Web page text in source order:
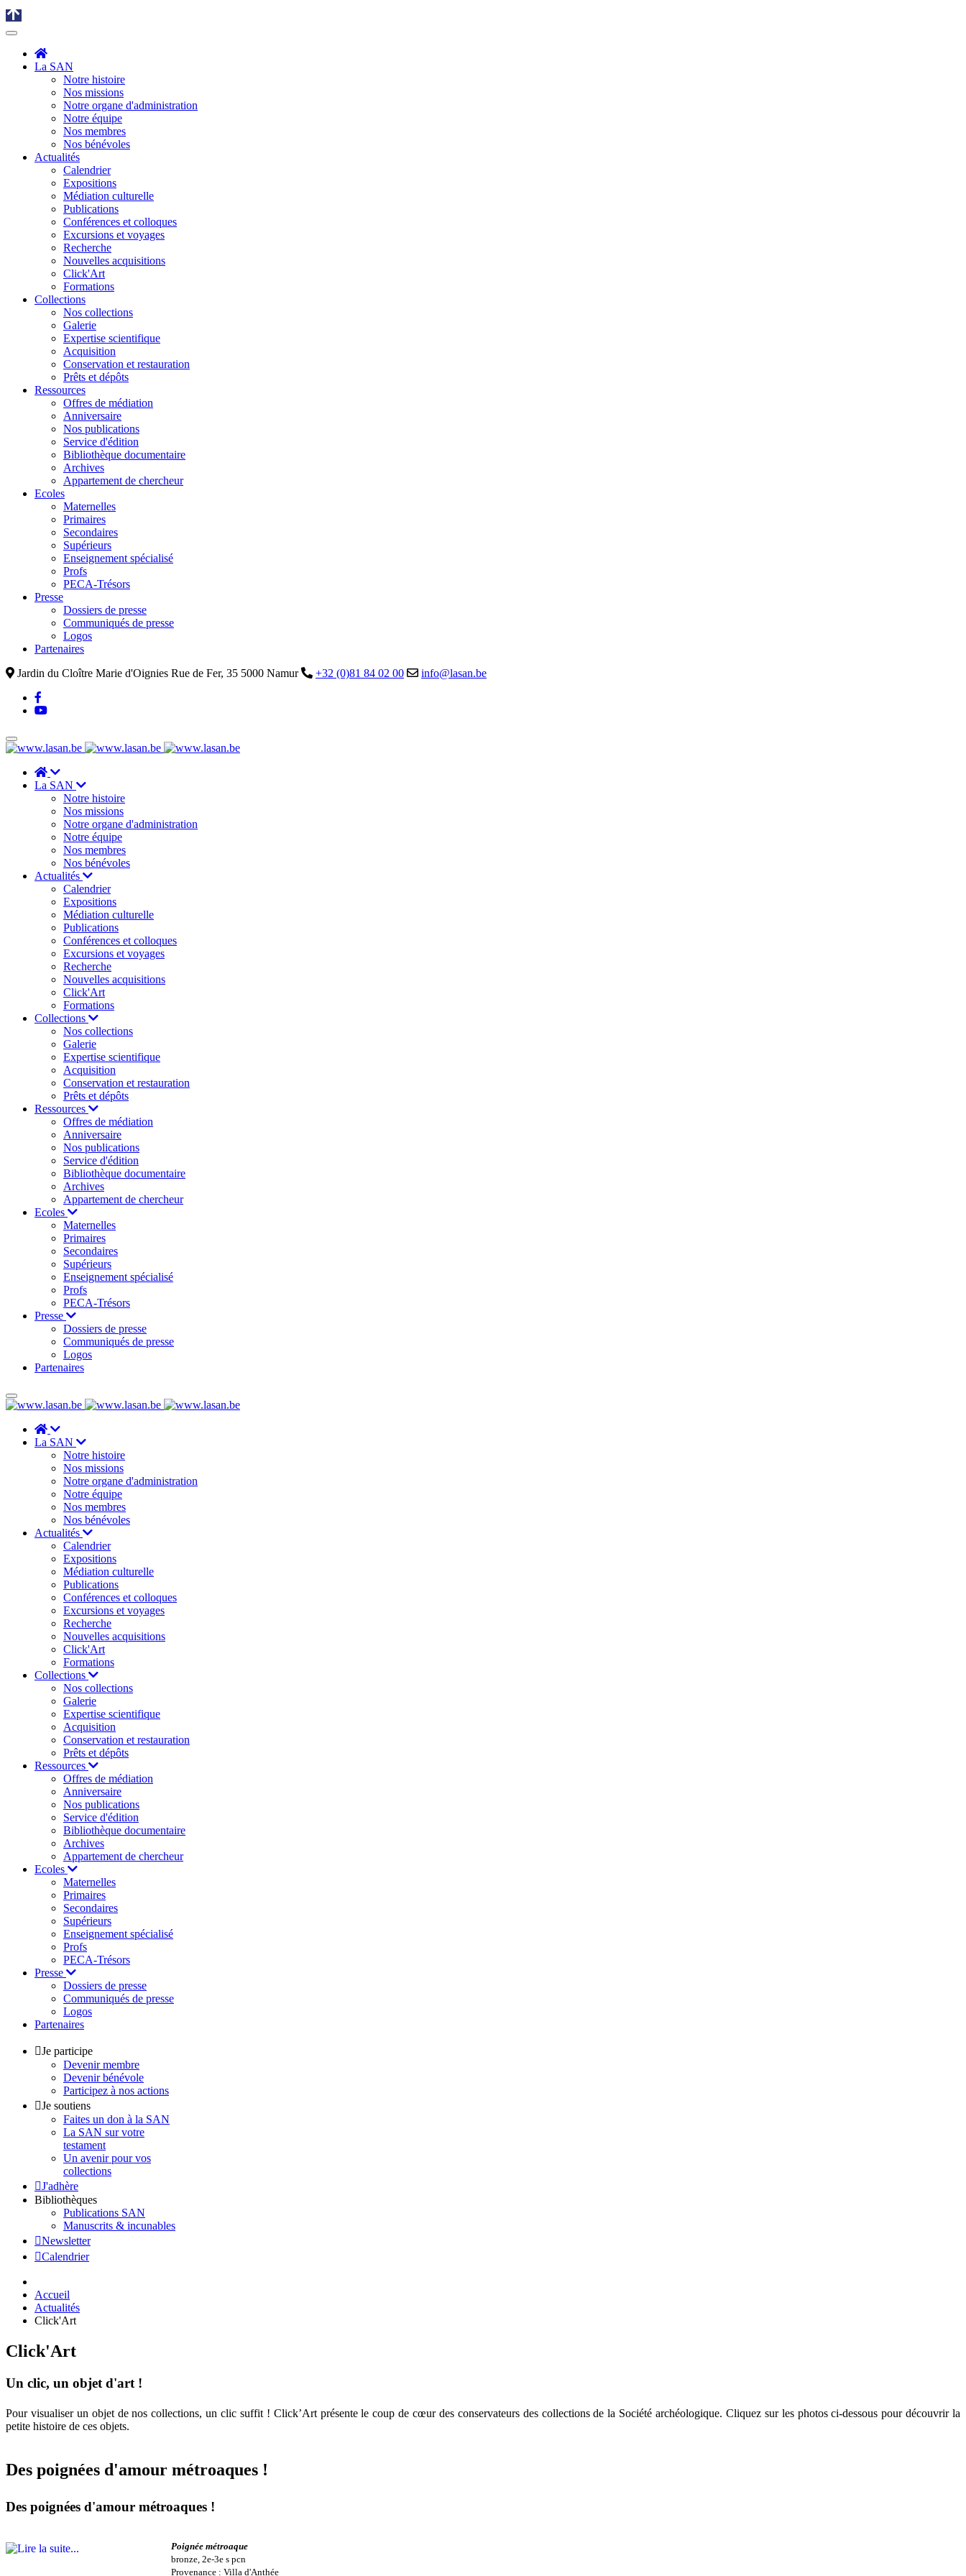
La SAN
Notre histoire
Nos missions
Notre organe d'administration
Notre équipe
Nos membres
Nos bénévoles
Actualités
Calendrier
Expositions
Médiation culturelle
Publications
Conférences et colloques
Excursions et voyages
Recherche
Nouvelles acquisitions
Click'Art
Formations
Collections
Nos collections
Galerie
Expertise scientifique
Acquisition
Conservation et restauration
Prêts et dépôts
Ressources
Offres de médiation
Anniversaire
Nos publications
Service d'édition
Bibliothèque documentaire
Archives
Appartement de chercheur
Ecoles
Maternelles
Primaires
Secondaires
Supérieurs
Enseignement spécialisé
Profs
PECA-Trésors
Presse
Dossiers de presse
Communiqués de presse
Logos
Partenaires
Jardin du Cloître Marie d'Oignies Rue de Fer, 35 5000 Namur
+32 (0)81 84 02 00 info@lasan.be
La SAN
Notre histoire
Nos missions
Notre organe d'administration
Notre équipe
Nos membres
Nos bénévoles
Actualités
Calendrier
Expositions
Médiation culturelle
Publications
Conférences et colloques
Excursions et voyages
Recherche
Nouvelles acquisitions
Click'Art
Formations
Collections
Nos collections
Galerie
Expertise scientifique
Acquisition
Conservation et restauration
Prêts et dépôts
Ressources
Offres de médiation
Anniversaire
Nos publications
Service d'édition
Bibliothèque documentaire
Archives
Appartement de chercheur
Ecoles
Maternelles
Primaires
Secondaires
Supérieurs
Enseignement spécialisé
Profs
PECA-Trésors
Presse
Dossiers de presse
Communiqués de presse
Logos
Partenaires
La SAN
Notre histoire
Nos missions
Notre organe d'administration
Notre équipe
Nos membres
Nos bénévoles
Actualités
Calendrier
Expositions
Médiation culturelle
Publications
Conférences et colloques
Excursions et voyages
Recherche
Nouvelles acquisitions
Click'Art
Formations
Collections
Nos collections
Galerie
Expertise scientifique
Acquisition
Conservation et restauration
Prêts et dépôts
Ressources
Offres de médiation
Anniversaire
Nos publications
Service d'édition
Bibliothèque documentaire
Archives
Appartement de chercheur
Ecoles
Maternelles
Primaires
Secondaires
Supérieurs
Enseignement spécialisé
Profs
PECA-Trésors
Presse
Dossiers de presse
Communiqués de presse
Logos
Partenaires
Je participe
Devenir membre
Devenir bénévole
Participez à nos actions
Je soutiens
Faites un don à la SAN
La SAN sur votre
testament
Un avenir pour vos
collections
J'adhère
Bibliothèques
Publications SAN
Manuscrits & incunables
Newsletter
Calendrier
Accueil
Actualités
Click'Art
Click'Art
Un clic, un objet d'art !
Pour visualiser un objet de nos collections, un clic suffit ! Click’Art présente le coup de cœur des conservateurs des collections de la Société archéologique. Cliquez sur les photos ci-dessous pour découvrir la
petite histoire de ces objets.
Des poignées d'amour métroaques !
Des poignées d'amour métroaques !
Poignée métroaque
bronze, 2e-3e s pcn
Provenance : Villa d'Anthée